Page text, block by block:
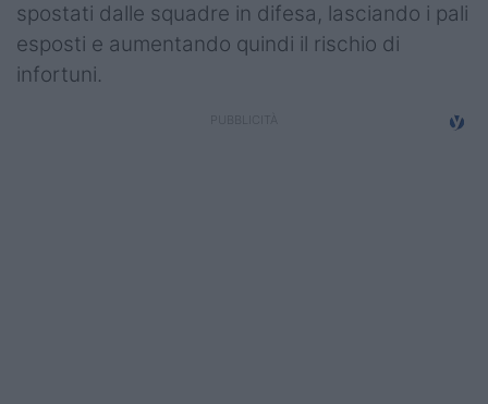
spostati dalle squadre in difesa, lasciando i pali
esposti e aumentando quindi il rischio di
infortuni.